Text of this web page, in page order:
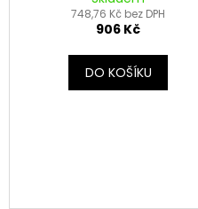
748,76 Kč bez DPH
906 Kč
DO KOŠÍKU